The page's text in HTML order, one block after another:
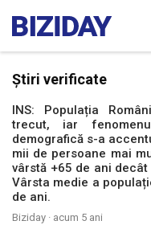
Știri verificate
INS: Populația
trecut, iar
demografică s-a
mii de persoane mai
vârstă +65 de ani
Vârsta medie a
de ani.
Biziday · acum 5 ani